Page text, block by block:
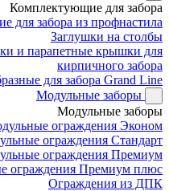
Комплектующие для забора
для забора из профнастила
Заглушки на столбы
и парапетные крышки для
кирпичного забора
для забора Grand Line
Модульные заборы
Модульные заборы
ограждения Эконом
ограждения Стандарт
ограждения Премиум
ограждения Премиум плюс
Ограждения из ДПК